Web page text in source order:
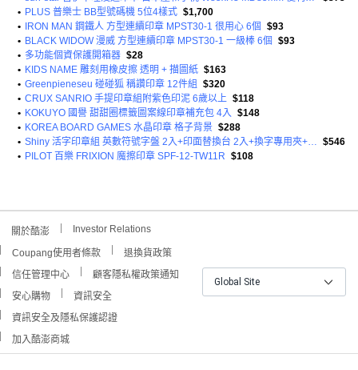
• PLUS 普樂士 BB型號碼機 5位4樣式 $1,700
•
IRON MAN 鋼鐵人 方型連續印章 MPST30-1 很用心 6個 $93
• BLACK WIDOW 漫威 方型連續印章 MPST30-1 一級棒 6個 $93
• 多功能個資保護開箱器 $28
• KIDS NAME 雕刻用橡皮擦 透明 + 描圖紙 $163
• Greenpieneseu 碰碰狐 稱讚印章 12件組
$320
• CRUX SANRIO 手提印章組附紫色印泥 6歲以上 $118
• KOKUYO 國譽 甜甜圈標籤圖案線印章補充包 4入 $148
• KOREA BOARD GAMES 水晶印章 格子背景 $288
•
Shiny 活字印章組 英數符號字盤 2入+印面替換台 2入+換字專用夾+印台 隨機出貨+印章握柄 S-884 $546
• PILOT 百樂 FRIXION 魔擦印章 SPF-12-TW11R $108
關於酷澎 Investor Relations
Coupang使用者條款
退換貨政策
信任管理中心
顧客隱私權政策通知
安心購物
資訊安全
資訊安全及隱私保護認證
加入酷澎商城
Global Site